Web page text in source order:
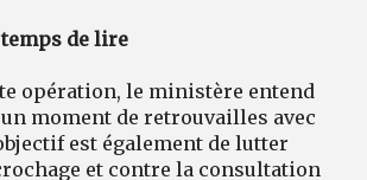
de lire
opération, le ministère entend
un moment de retrouvailles avec
est également de lutter
et contre la consultation